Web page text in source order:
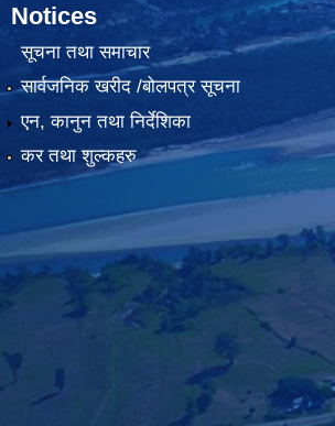
Notices
सूचना तथा समाचार
सार्वजनिक खरीद /बोलपत्र सूचना
एन, कानुन तथा निर्देशिका
कर तथा शुल्कहरु